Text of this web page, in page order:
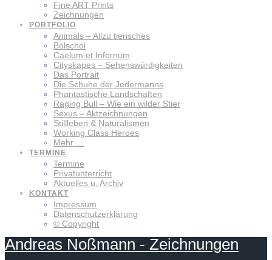
Fine ART Prints
Zeichnungen
PORTFOLIO
Animals – Allzu tierisches
Bolschoi
Caelum et Infernum
Cityskapes – Sehenswürdigkeiten
Das Portrait
Die Schuhe der Jedermanns
Phantastische Landschaften
Raging Bull – Wie ein wilder Stier
Sexus – Aktzeichnungen
Stillleben & Naturalismen
Working Class Heroes
Mehr …
TERMINE
Termine
Privatunterricht
Aktuelles u. Archiv
KONTAKT
Impressum
Datenschutzerklärung
© Copyright
Andreas Noßmann - Zeichnungen